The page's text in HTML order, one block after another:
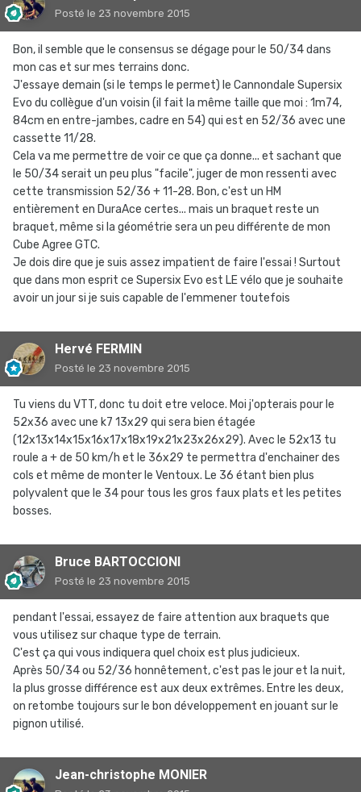
Posté le 23 novembre 2015
Bon, il semble que le consensus se dégage pour le 50/34 dans
mon cas et sur mes terrains donc.
J'essaye demain (si le temps le permet) le Cannondale Supersix
Evo du collègue d'un voisin (il fait la même taille que moi : 1m74,
84cm en entre-jambes, cadre en 54) qui est en 52/36 avec une
cassette 11/28.
Cela va me permettre de voir ce que ça donne... et sachant que
le 50/34 serait un peu plus "facile", juger de mon ressenti avec
cette transmission 52/36 + 11-28. Bon, c'est un HM
entièrement en DuraAce certes... mais un braquet reste un
braquet, même si la géométrie sera un peu différente de mon
Cube Agree GTC.
Je dois dire que je suis assez impatient de faire l'essai ! Surtout
que dans mon esprit ce Supersix Evo est LE vélo que je souhaite
avoir un jour si je suis capable de l'emmener toutefois
Hervé FERMIN
Posté le 23 novembre 2015
Tu viens du VTT, donc tu doit etre veloce. Moi j'opterais pour le
52x36 avec une k7 13x29 qui sera bien étagée
(12x13x14x15x16x17x18x19x21x23x26x29). Avec le 52x13 tu
roule a + de 50 km/h et le 36x29 te permettra d'enchainer des
cols et même de monter le Ventoux. Le 36 étant bien plus
polyvalent que le 34 pour tous les gros faux plats et les petites
bosses.
Bruce BARTOCCIONI
Posté le 23 novembre 2015
pendant l'essai, essayez de faire attention aux braquets que
vous utilisez sur chaque type de terrain.
C'est ça qui vous indiquera quel choix est plus judicieux.
Après 50/34 ou 52/36 honnêtement, c'est pas le jour et la nuit,
la plus grosse différence est aux deux extrêmes. Entre les deux,
on retombe toujours sur le bon développement en jouant sur le
pignon utilisé.
Jean-christophe MONIER